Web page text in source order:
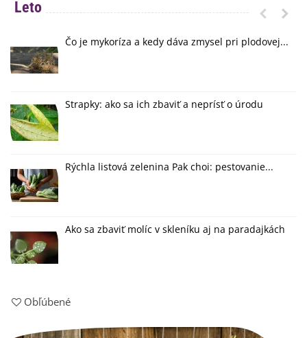
Leto
Čo je mykoríza a kedy dáva zmysel pri plodovej...
Strapky: ako sa ich zbaviť a neprísť o úrodu
Rýchla listová zelenina Pak choi: pestovanie...
Ako sa zbaviť molíc v skleníku aj na paradajkách
Obľúbené